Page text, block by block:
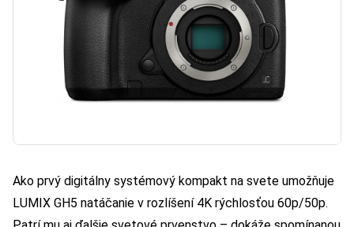
Ako prvý digitálny systémový kompakt na svete umožňuje
LUMIX GH5 natáčanie v rozlíšení 4K rýchlosťou 60p/50p.